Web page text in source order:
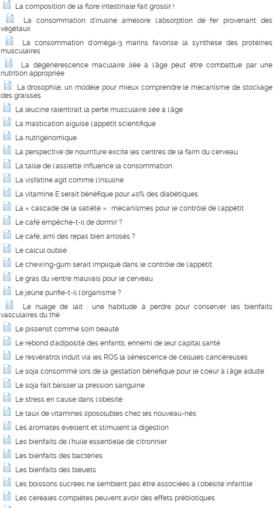
La composition de la flore intestinale fait grossir !
La consommation d'inuline améliore l'absorption de fer provenant des
végétaux
La consommation d'oméga-3 marins favorise la synthèse des protéines
musculaires
La dégénérescence maculaire liée à l'âge peut être combattue par une
nutrition appropriée
La drosophile, un modèle pour mieux comprendre le mécanisme de stockage
des graisses
La leucine ralentirait la perte musculaire liée à l'âge
La mastication aiguise l'appétit scientifique
La nutrigénomique
La perspective de nourriture excite les centres de la faim du cerveau
La taille de l'assiette influence la consommation
La visfatine agit comme l'insuline
La vitamine E serait bénéfique pour 40% des diabétiques
La « cascade de la satiété » : mécanismes pour le contrôle de l'appétit
Le café empêche-t-il de dormir ?
Le café, ami des repas bien arrosés ?
Le calcul oublié
Le chewing-gum serait impliqué dans le contrôle de l'appétit
Le gras du ventre mauvais pour le cerveau
Le jeûne purifie-t-il l'organisme ?
Le nuage de lait : une habitude à perdre pour conserver les bienfaits
vasculaires du thé
Le pissenlit comme soin beauté
Le rebond d'adiposité des enfants, ennemi de leur capital santé
Le resvératrol induit via les ROS la sénescence de cellules cancéreuses
Le soja consommé lors de la gestation bénéfique pour le coeur à l'âge adulte
Le soja fait baisser la pression sanguine
Le stress en cause dans l'obésité
Le taux de vitamines liposolubles chez les nouveau-nés
Les aromates éveillent et stimulent la digestion
Les bienfaits de l'huile essentielle de citronnier
Les bienfaits des bactéries
Les bienfaits des bleuets
Les boissons sucrées ne semblent pas être associées à l'obésité infantile
Les céréales complètes peuvent avoir des effets prébiotiques